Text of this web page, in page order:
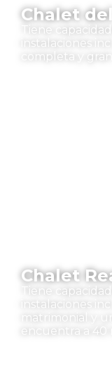
Chalet
Tiene
instalaciones
completa y
Chalet
Tiene
instalaciones
matrimonial y
encuentra a 40